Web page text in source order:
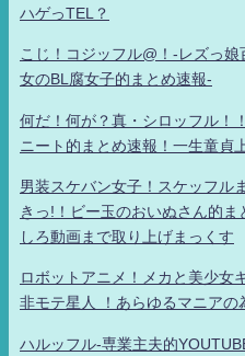
ハゲっTEL？
こじ！コジッフル@！-レズっ
女のBL腐女子的まとめ速報-
何だ！何が？真・シロッフル
ニート的まとめ速報！一生童貞
男装スケバン女子！スケッフル
きっ!！ビー玉のおいぬさん的
しろ動画まで取り上げまっくす
ロボットアニメ！メカと美少女
非モテ星人 ！あらゆるマニアの
ハルッフル-専業主夫的